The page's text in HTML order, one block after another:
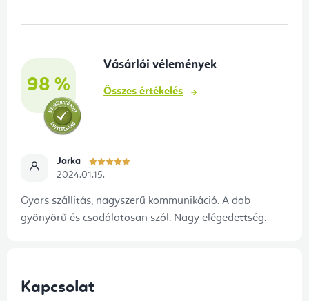
98 %
Vásárlói vélemények
Összes értékelés
Jarka
2024.01.15.
Gyors szállítás, nagyszerű kommunikáció. A dob
gyönyörű és csodálatosan szól. Nagy elégedettség.
Kapcsolat